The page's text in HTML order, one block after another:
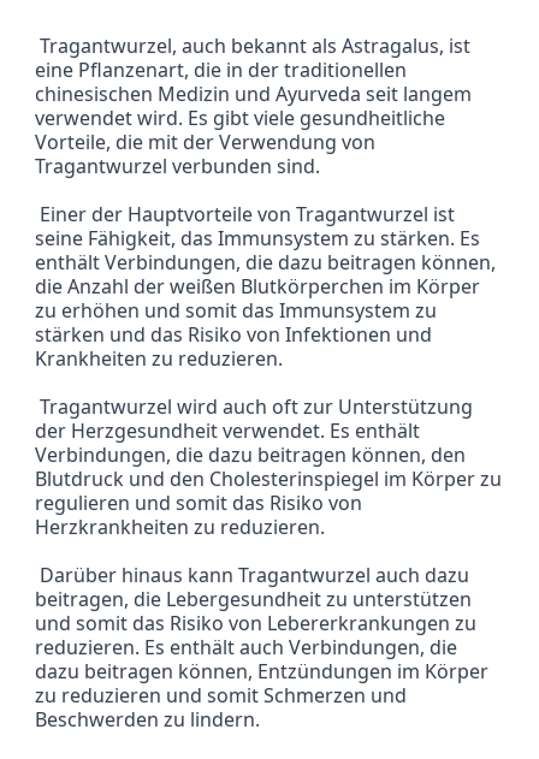
Tragantwurzel, auch bekannt als Astragalus, ist
eine Pflanzenart, die in der traditionellen
chinesischen Medizin und Ayurveda seit langem
verwendet wird. Es gibt viele gesundheitliche
Vorteile, die mit der Verwendung von
Tragantwurzel verbunden sind.
seine Fähigkeit, das Immunsystem zu stärken. Es
enthält Verbindungen, die dazu beitragen können,
die Anzahl der weißen Blutkörperchen im Körper
zu erhöhen und somit das Immunsystem zu
stärken und das Risiko von Infektionen und
Krankheiten zu reduzieren.
Tragantwurzel wird auch oft zur Unterstützung
der Herzgesundheit verwendet. Es enthält
Verbindungen, die dazu beitragen können, den
Blutdruck und den Cholesterinspiegel im Körper zu
regulieren und somit das Risiko von
Herzkrankheiten zu reduzieren.
beitragen, die Lebergesundheit zu unterstützen
und somit das Risiko von Lebererkrankungen zu
reduzieren. Es enthält auch Verbindungen, die
dazu beitragen können, Entzündungen im Körper
zu reduzieren und somit Schmerzen und
Beschwerden zu lindern.